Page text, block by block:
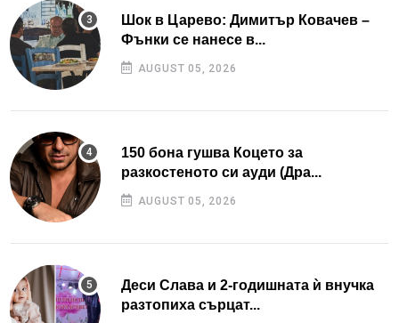
Шок в Царево: Димитър Ковачев –
Фънки се нанесе в...
AUGUST 05, 2026
150 бона гушва Коцето за
разкостеното си ауди (Дра...
AUGUST 05, 2026
Деси Слава и 2-годишната ѝ внучка
разтопиха сърцат...